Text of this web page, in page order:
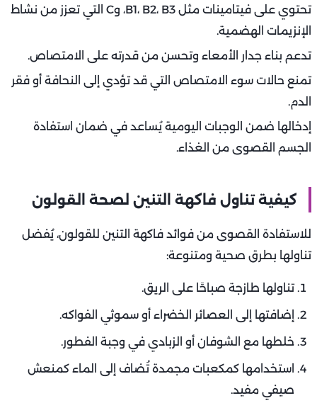
تحتوي على فيتامينات مثل B1، B2، B3، وC التي تعزز من نشاط
الإنزيمات الهضمية.
تدعم بناء جدار الأمعاء وتحسن من قدرته على الامتصاص.
تمنع حالات سوء الامتصاص التي قد تؤدي إلى النحافة أو فقر
الدم.
إدخالها ضمن الوجبات اليومية يُساعد في ضمان استفادة
الجسم القصوى من الغذاء.
كيفية تناول فاكهة التنين لصحة القولون
للاستفادة القصوى من فوائد فاكهة التنين للقولون، يُفضل
تناولها بطرق صحية ومتنوعة:
تناولها طازجة صباحًا على الريق.
إضافتها إلى العصائر الخضراء أو سموثي الفواكه.
خلطها مع الشوفان أو الزبادي في وجبة الفطور.
استخدامها كمكعبات مجمدة تُضاف إلى الماء كمنعش
صيفي مفيد.